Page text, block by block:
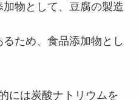
物として、豆腐の製造
ため、食品添加物とし
には炭酸ナトリウムを